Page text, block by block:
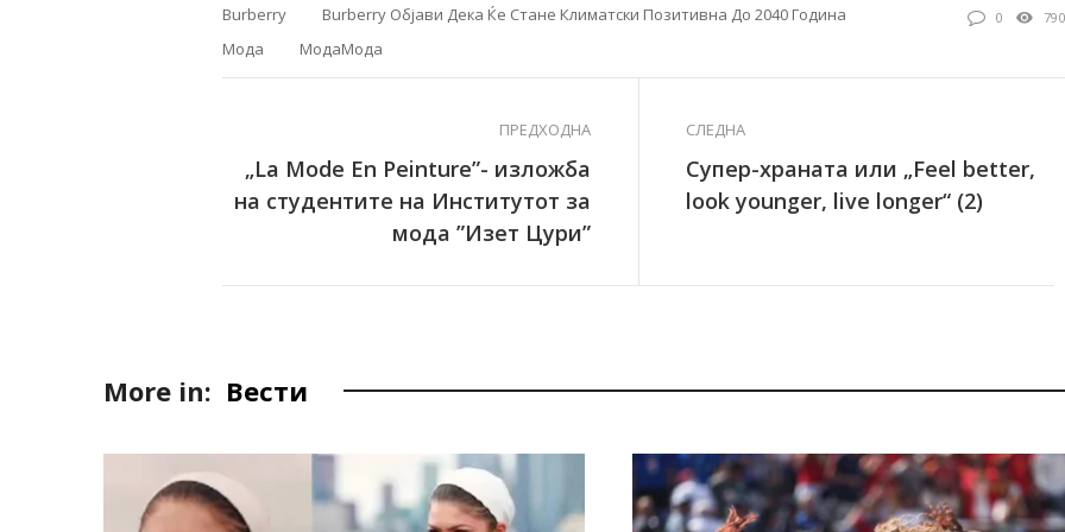
Burberry
Burberry Објави Дека Ќе Стане Климатски Позитивна До 2040 Година
Мода
МодаМода
0 790
ПРЕДХОДНА
„La Mode En Peinture”- изложба
на студентите на Институтот за
мода ”Изет Цури”
СЛЕДНА
Супер-храната или „Feel better,
look younger, live longer“ (2)
More in: Вести